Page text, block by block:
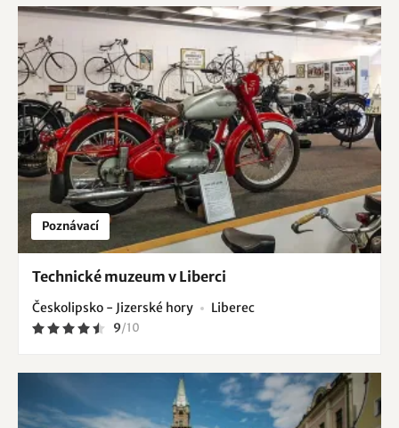
Poznávací
Technické muzeum v Liberci
Českolipsko - Jizerské hory Liberec
9/10